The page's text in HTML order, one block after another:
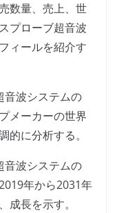
数量、売上、世
プローブ超音波
ィールを紹介す
音波システムの
メーカーの世界
的に分析する。
音波システムの
年から2031年
成長を示す。